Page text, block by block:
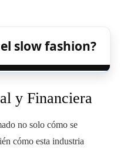
slow fashion?
y Financiera
no solo cómo se
cómo esta industria